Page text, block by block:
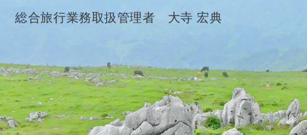
総合旅行業務取扱管理者 大寺 宏典